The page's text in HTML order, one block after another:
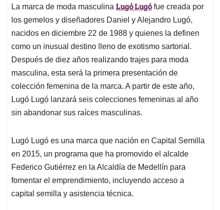
s
A
p
p
b
o
o
k
e
d
I
n
l
a
d
s
La marca de moda masculina Lugó Lugófue creada por
los gemelos y diseñadores Daniel y Alejandro Lugó,
nacidos en diciembre 22 de 1988 y quienes la definen
como un inusual destino lleno de exotismo sartorial.
Después de diez años realizando trajes para moda
masculina, esta será la primera presentación de
colección femenina de la marca. A partir de este año,
Lugó Lugó lanzará seis colecciones femeninas al año
sin abandonar sus raíces masculinas.
Lugó Lugó es una marca que nación en Capital Semilla
en 2015, un programa que ha promovido el alcalde
Federico Gutiérrez en la Alcaldía de Medellín para
fomentar el emprendimiento, incluyendo acceso a
capital semilla y asistencia técnica.